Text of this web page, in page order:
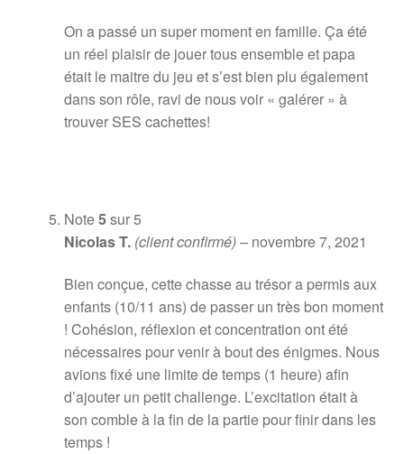
On a passé un super moment en famille. Ça été
un réel plaisir de jouer tous ensemble et papa
était le maitre du jeu et s’est bien plu également
dans son rôle, ravi de nous voir « galérer » à
trouver SES cachettes!
Note5sur 5
Nicolas T. (client confirmé)– novembre 7, 2021
Bien conçue, cette chasse au trésor a permis aux
enfants (10/11 ans) de passer un très bon moment
! Cohésion, réflexion et concentration ont été
nécessaires pour venir à bout des énigmes. Nous
avions fixé une limite de temps (1 heure) afin
d’ajouter un petit challenge. L’excitation était à
son comble à la fin de la partie pour finir dans les
temps !